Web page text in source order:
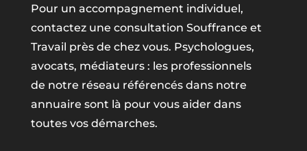
Pour un accompagnement individuel,
contactez une consultation Souffrance et
Travail près de chez vous. Psychologues,
avocats, médiateurs : les professionnels
de notre réseau référencés dans notre
annuaire sont là pour vous aider dans
toutes vos démarches.